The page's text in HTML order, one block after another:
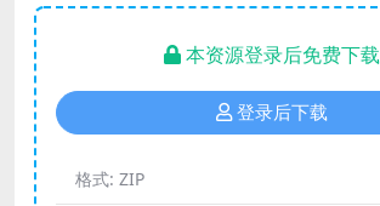
本资源登录后免费下载
登录后下载
格式: ZIP